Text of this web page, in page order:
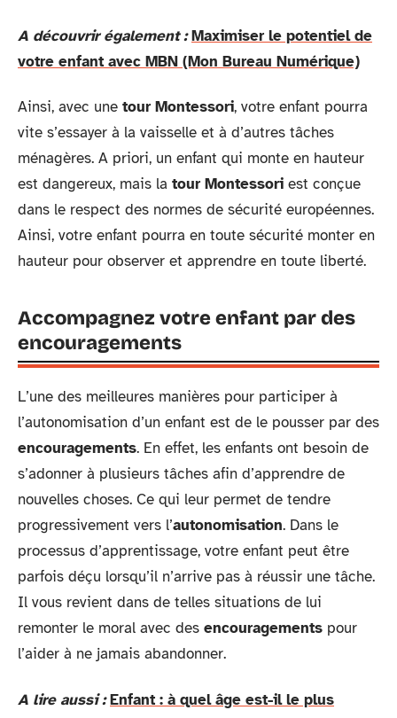
A découvrir également : Maximiser le potentiel de
votre enfant avec MBN (Mon Bureau Numérique)
Ainsi, avec une tour Montessori, votre enfant pourra
vite s’essayer à la vaisselle et à d’autres tâches
ménagères. A priori, un enfant qui monte en hauteur
est dangereux, mais la tour Montessori est conçue
dans le respect des normes de sécurité européennes.
Ainsi, votre enfant pourra en toute sécurité monter en
hauteur pour observer et apprendre en toute liberté.
Accompagnez votre enfant par des
encouragements
L’une des meilleures manières pour participer à
l’autonomisation d’un enfant est de le pousser par des
encouragements. En effet, les enfants ont besoin de
s’adonner à plusieurs tâches afin d’apprendre de
nouvelles choses. Ce qui leur permet de tendre
progressivement vers l’autonomisation. Dans le
processus d’apprentissage, votre enfant peut être
parfois déçu lorsqu’il n’arrive pas à réussir une tâche.
Il vous revient dans de telles situations de lui
remonter le moral avec des encouragements pour
l’aider à ne jamais abandonner.
A lire aussi : Enfant : à quel âge est-il le plus